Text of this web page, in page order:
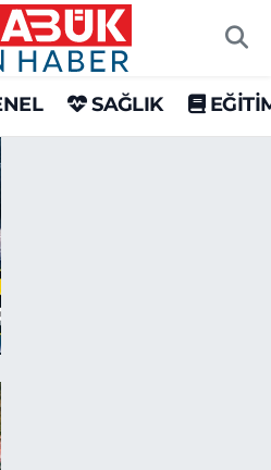
SAĞLIK
Haritası
ve Fikstür